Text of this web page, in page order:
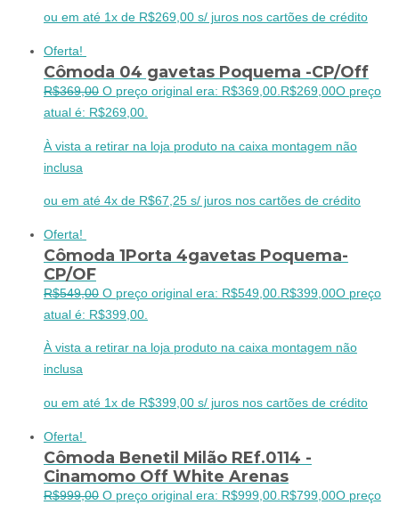
ou em até 1x de R$269,00 s/ juros nos cartões de crédito
Oferta!
Cômoda 04 gavetas Poquema -CP/Off
R$369,00 O preço original era: R$369,00. R$269,00O preço
atual é: R$269,00.
À vista a retirar na loja produto na caixa montagem não
inclusa
ou em até 4x de R$67,25 s/ juros nos cartões de crédito
Oferta!
Cômoda 1Porta 4gavetas Poquema-
CP/OF
R$549,00 O preço original era: R$549,00. R$399,00O preço
atual é: R$399,00.
À vista a retirar na loja produto na caixa montagem não
inclusa
ou em até 1x de R$399,00 s/ juros nos cartões de crédito
Oferta!
Cômoda Benetil Milão REf.0114 -
Cinamomo Off White Arenas
R$999,00 O preço original era: R$999,00. R$799,00O preço